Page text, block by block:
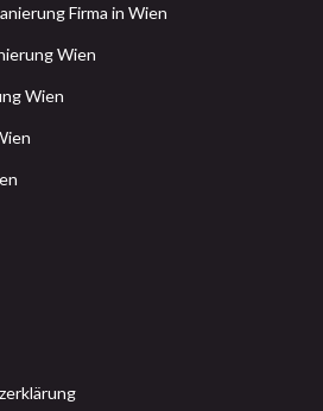
Firma in Wien
Wien
Wien